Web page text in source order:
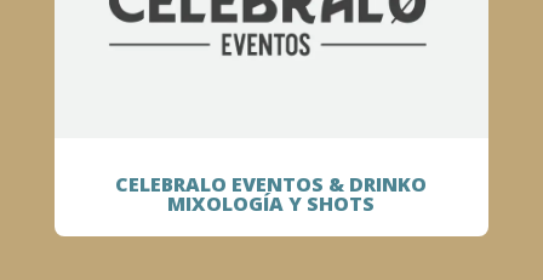
CELEBRALO EVENTOS & DRINKO
MIXOLOGÍA Y SHOTS